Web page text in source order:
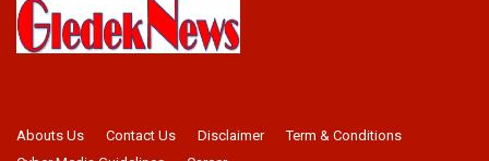
Abouts Us Contact Us Disclaimer
Term & Conditions